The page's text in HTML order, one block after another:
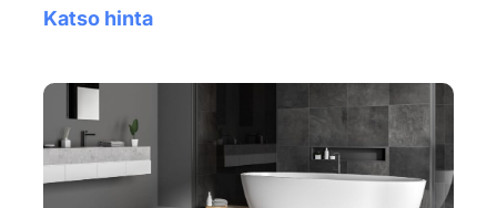
Katso hinta